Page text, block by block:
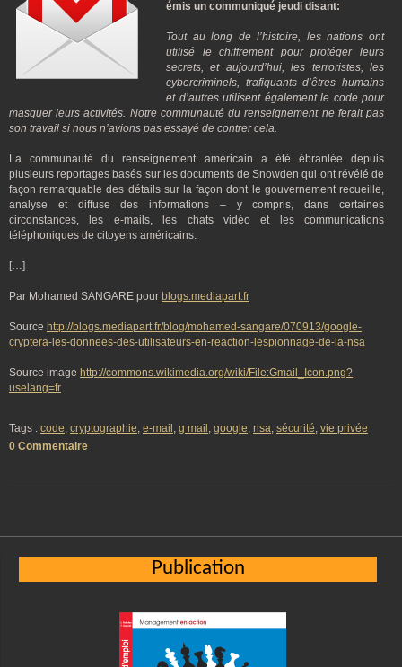
émis un communiqué jeudi disant:
Tout au long de l’histoire, les nations ont
utilisé le chiffrement pour protéger leurs
secrets, et aujourd’hui, les terroristes, les
cybercriminels, trafiquants d’êtres humains
et d’autres utilisent également le code pour
masquer leurs activités. Notre communauté du renseignement ne ferait pas
son travail si nous n’avions pas essayé de contrer cela.
La communauté du renseignement américain a été ébranlée depuis
plusieurs reportages basés sur les documents de Snowden qui ont révélé de
façon remarquable des détails sur la façon dont le gouvernement recueille,
analyse et diffuse des informations – y compris, dans certaines
circonstances, les e-mails, les chats vidéo et les communications
téléphoniques de citoyens américains.
[…]
Par Mohamed SANGARE pour blogs.mediapart.fr
Source http://blogs.mediapart.fr/blog/mohamed-sangare/070913/google-
cryptera-les-donnees-des-utilisateurs-en-reaction-lespionnage-de-la-nsa
Source image http://commons.wikimedia.org/wiki/File:Gmail_Icon.png?
uselang=fr
Tags : code, cryptographie, e-mail , g mail , google, nsa, sécurité, vie privée
0 Commentaire
Publication